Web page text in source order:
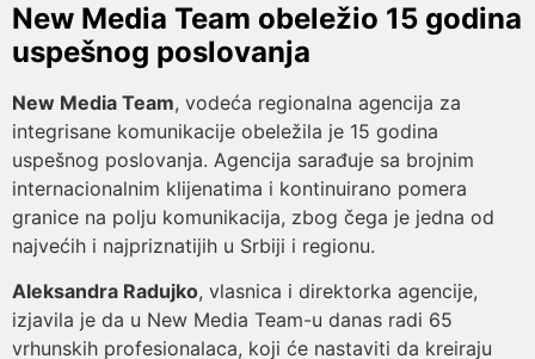
New Media Team obeležio 15 godina
uspešnog poslovanja
New Media Team, vodeća regionalna agencija za
integrisane komunikacije obeležila je 15 godina
uspešnog poslovanja. Agencija sarađuje sa brojnim
internacionalnim klijenatima i kontinuirano pomera
granice na polju komunikacija, zbog čega je jedna od
najvećih i najpriznatijih u Srbiji i regionu.
Aleksandra Radujko, vlasnica i direktorka agencije,
izjavila je da u New Media Team-u danas radi 65
vrhunskih profesionalaca, koji će nastaviti da kreiraju